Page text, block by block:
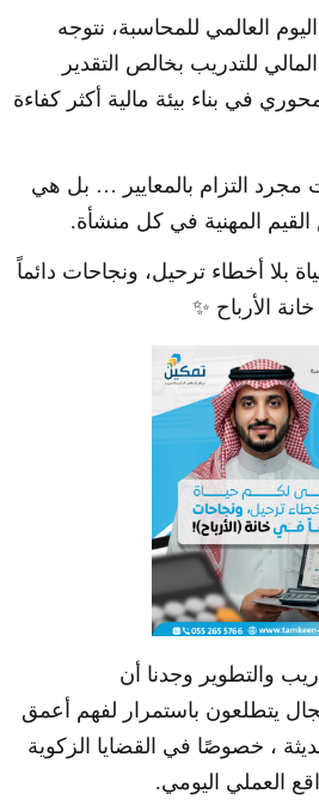
اليوم العالمي للمحاسبة، نتوجه
للتدريب بخالص التقدير
في بناء بيئة مالية أكثر كفاءة
التزام بالمعايير … بل هي
المهنية في كل منشأة.
بلا أخطاء ترحيل، ونجاحات دائماً
الأرباح ✨
والتطوير وجدنا أن
يتطلعون باستمرار لفهم أعمق
، خصوصًا في القضايا الزكوية
العملي اليومي.